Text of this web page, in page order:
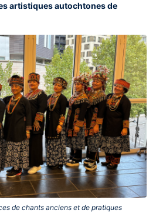
artistiques autochtones de
de chants anciens et de pratiques